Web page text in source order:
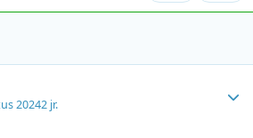
20242 jr.